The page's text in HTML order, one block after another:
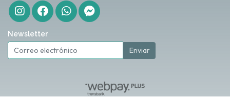
Newsletter
Enviar